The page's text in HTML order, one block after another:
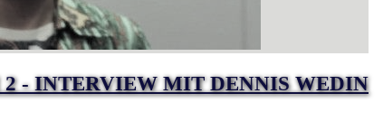
- INTERVIEW MIT DENNIS WEDIN